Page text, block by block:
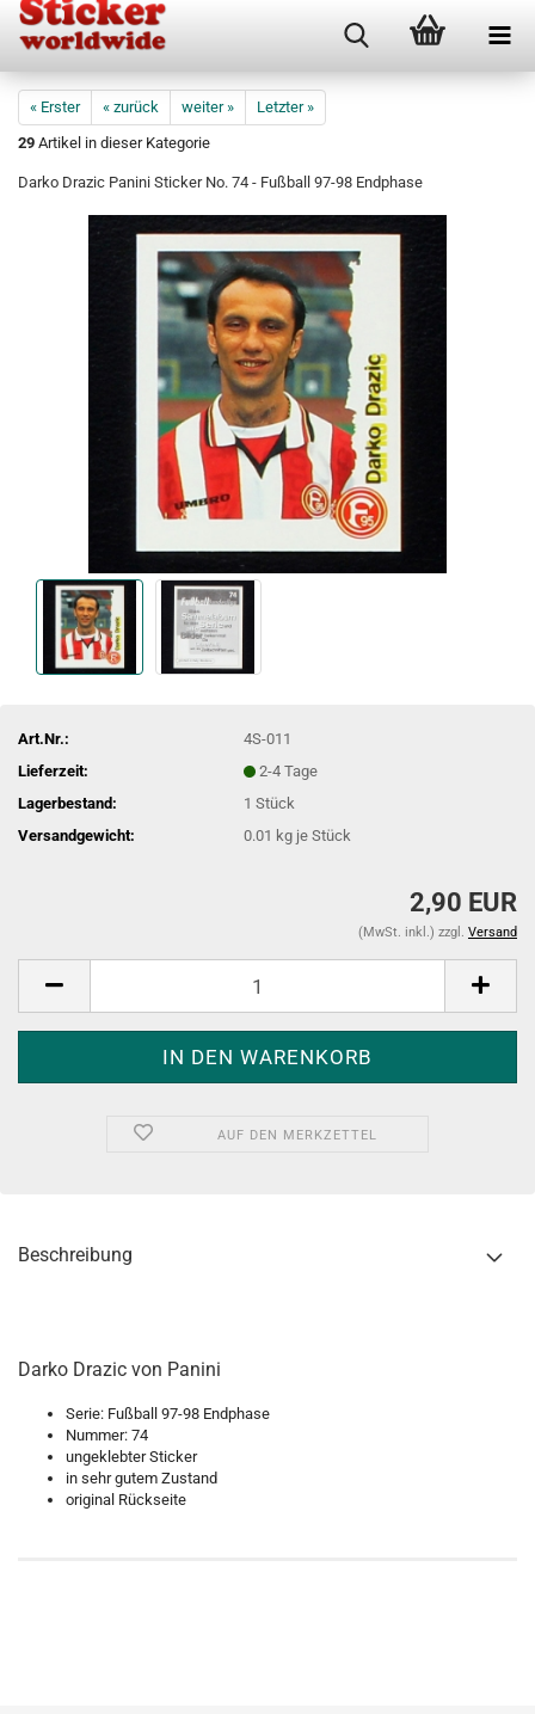
« Erster « zurück weiter »
Letzter »
29 Artikel in dieser Kategorie
Darko Drazic Panini Sticker No. 74 - Fußball 97-98 Endphase
Art.Nr.:
4S-011
Lieferzeit:
2-4 Tage
Lagerbestand:
1Stück
Versandgewicht:
0.01 kg je Stück
2,90 EUR
(MwSt. inkl.) zzgl. Versand
AUF DEN MERKZETTEL
Beschreibung
Darko Drazic von Panini
Serie: Fußball 97-98 Endphase
Nummer: 74
ungeklebter Sticker
in sehr gutem Zustand
original Rückseite